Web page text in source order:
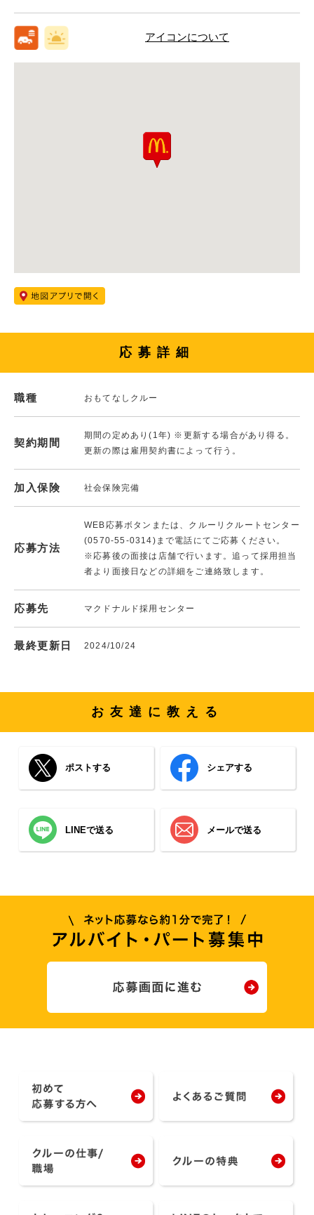
アイコンについて
応募詳細
職種 おもてなしクルー
契約期間
期間の定めあり(1年) ※更新する場合があり得る。
更新の際は雇用契約書によって行う。
加入保険 社会保険完備
応募方法
WEB応募ボタンまたは、クルーリクルートセンター
(0570-55-0314)まで電話にてご応募ください。
※応募後の面接は店舗で行います。追って採用担当
者より面接日などの詳細をご連絡致します。
応募先 マクドナルド採用センター
最終更新日 2024/10/24
お友達に教える
ポストする シェアする
LINEで送る メールで送る